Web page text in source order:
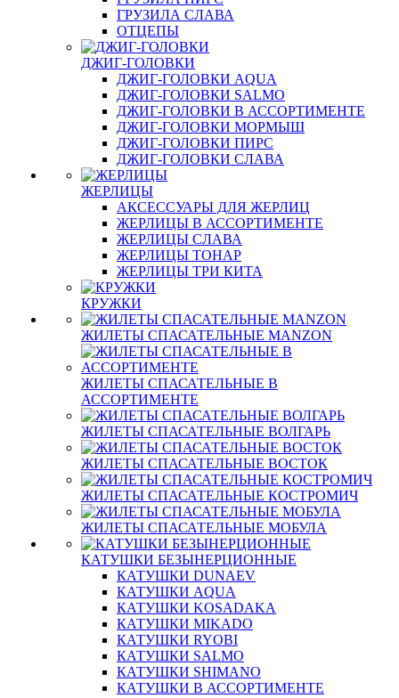
ГРУЗИЛА СЛАВА
ОТЦЕПЫ
ДЖИГ-ГОЛОВКИ
ДЖИГ-ГОЛОВКИ AQUA
ДЖИГ-ГОЛОВКИ SALMO
ДЖИГ-ГОЛОВКИ В АССОРТИМЕНТЕ
ДЖИГ-ГОЛОВКИ МОРМЫШ
ДЖИГ-ГОЛОВКИ ПИРС
ДЖИГ-ГОЛОВКИ СЛАВА
ЖЕРЛИЦЫ
АКСЕССУАРЫ ДЛЯ ЖЕРЛИЦ
ЖЕРЛИЦЫ В АССОРТИМЕНТЕ
ЖЕРЛИЦЫ СЛАВА
ЖЕРЛИЦЫ ТОНАР
ЖЕРЛИЦЫ ТРИ КИТА
КРУЖКИ
ЖИЛЕТЫ СПАСАТЕЛЬНЫЕ MANZON
ЖИЛЕТЫ СПАСАТЕЛЬНЫЕ В
АССОРТИМЕНТЕ
ЖИЛЕТЫ СПАСАТЕЛЬНЫЕ ВОЛГАРЬ
ЖИЛЕТЫ СПАСАТЕЛЬНЫЕ ВОСТОК
ЖИЛЕТЫ СПАСАТЕЛЬНЫЕ КОСТРОМИЧ
ЖИЛЕТЫ СПАСАТЕЛЬНЫЕ МОБУЛА
КАТУШКИ БЕЗЫНЕРЦИОННЫЕ
КАТУШКИ DUNAEV
КАТУШКИ AQUA
КАТУШКИ KOSADAKA
КАТУШКИ MIKADO
КАТУШКИ RYOBI
КАТУШКИ SALMO
КАТУШКИ SHIMANO
КАТУШКИ В АССОРТИМЕНТЕ